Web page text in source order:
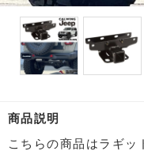
商品説明
こちらの商品はラギ